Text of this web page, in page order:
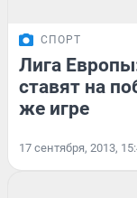
СПОРТ
Лига
ставят на
же игре
17 сентября, 2013,